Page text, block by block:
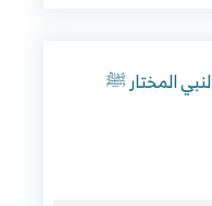
المختار ﷺ